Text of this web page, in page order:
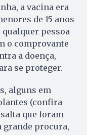
a vacina era
de 15 anos
pessoa
o comprovante
a doença,
se proteger.
alguns em
(confira
que foram
grande procura,